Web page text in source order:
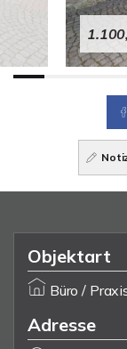
Objektart
Büro /
Adresse